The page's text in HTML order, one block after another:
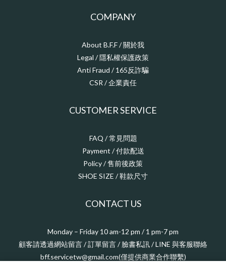
COMPANY
About B.F.F / 關於我
Legal / 隱私權保護政策
Anti Fraud / 165反詐騙
CSR / 企業責任
CUSTOMER SERVICE
FAQ / 常見問題
Payment / 付款配送
Policy / 售前後政策
SHOE SIZE / 鞋款尺寸
CONTACT US
Monday – Friday 10 am-12 pm / 1 pm-7 pm
顧客請透過網站留言 / 訂單留言 / 臉書私訊 / LINE 與客服聯絡
bff.servicetw@gmail.com(僅提供商業合作聯繫)